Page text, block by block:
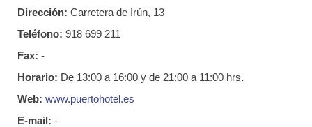
Dirección: Carretera de Irún, 13
Teléfono: 918 699 211
Fax: -
Horario: De 13:00 a 16:00 y de 21:00 a 11:00 hrs.
Web: www.puertohotel.es
E-mail: -